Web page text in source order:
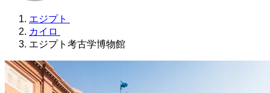
エジプト
カイロ
エジプト考古学博物館